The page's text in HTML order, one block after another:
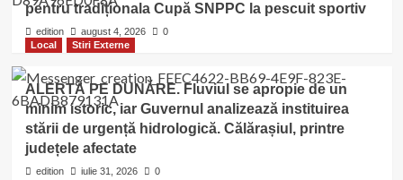
pentru tradiționala Cupă SNPPC la pescuit sportiv
edition august 4, 2026
0
Local
Stiri Externe
ALERTĂ PE DUNĂRE. Fluviul se apropie de un
minim istoric, iar Guvernul analizează instituirea
stării de urgență hidrologică. Călărașiul, printre
județele afectate
edition iulie 31, 2026 0